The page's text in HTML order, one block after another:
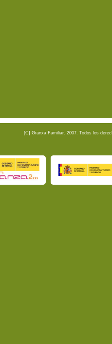
[C] Granxa Familiar. 2007. Todos los